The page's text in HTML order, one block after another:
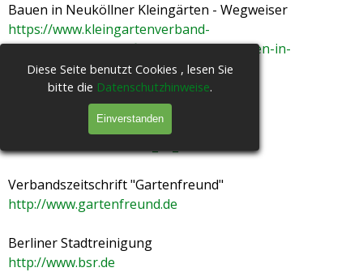
Diese Seite benutzt Cookies , lesen Sie
bitte die Datenschutzhinweise.
Einverstanden
Bauen in Neuköllner Kleingärten - Wegweiser
https://www.kleingartenverband-
neukoelln.de/media/files/wegweiser-bauen-in-
neukoellner-kleingaerten-web.pdf
Was tun wenn es brennt?
http://www.berliner-
Verbandszeitschrift "Gartenfreund"
http://www.gartenfreund.de
Berliner Stadtreinigung
http://www.bsr.de